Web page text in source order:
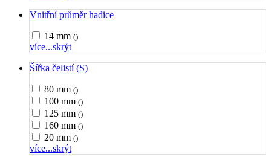
Vnitřní průměr hadice
14 mm ()
více...skrýt
Šířka čelistí (S)
80 mm ()
100 mm ()
125 mm ()
160 mm ()
20 mm ()
více...skrýt